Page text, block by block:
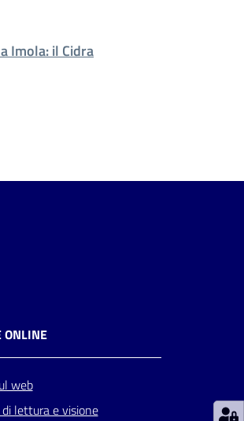
Imola: il Cidra
ONLINE
web
lettura e visione